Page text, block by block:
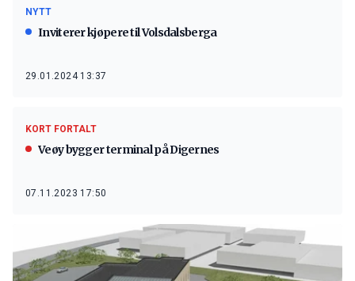
NYTT
Inviterer kjøpere til Volsdalsberga
29.01.2024 13:37
KORT FORTALT
Veøy bygger terminal på Digernes
07.11.2023 17:50